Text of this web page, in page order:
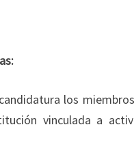
los
vinculada a